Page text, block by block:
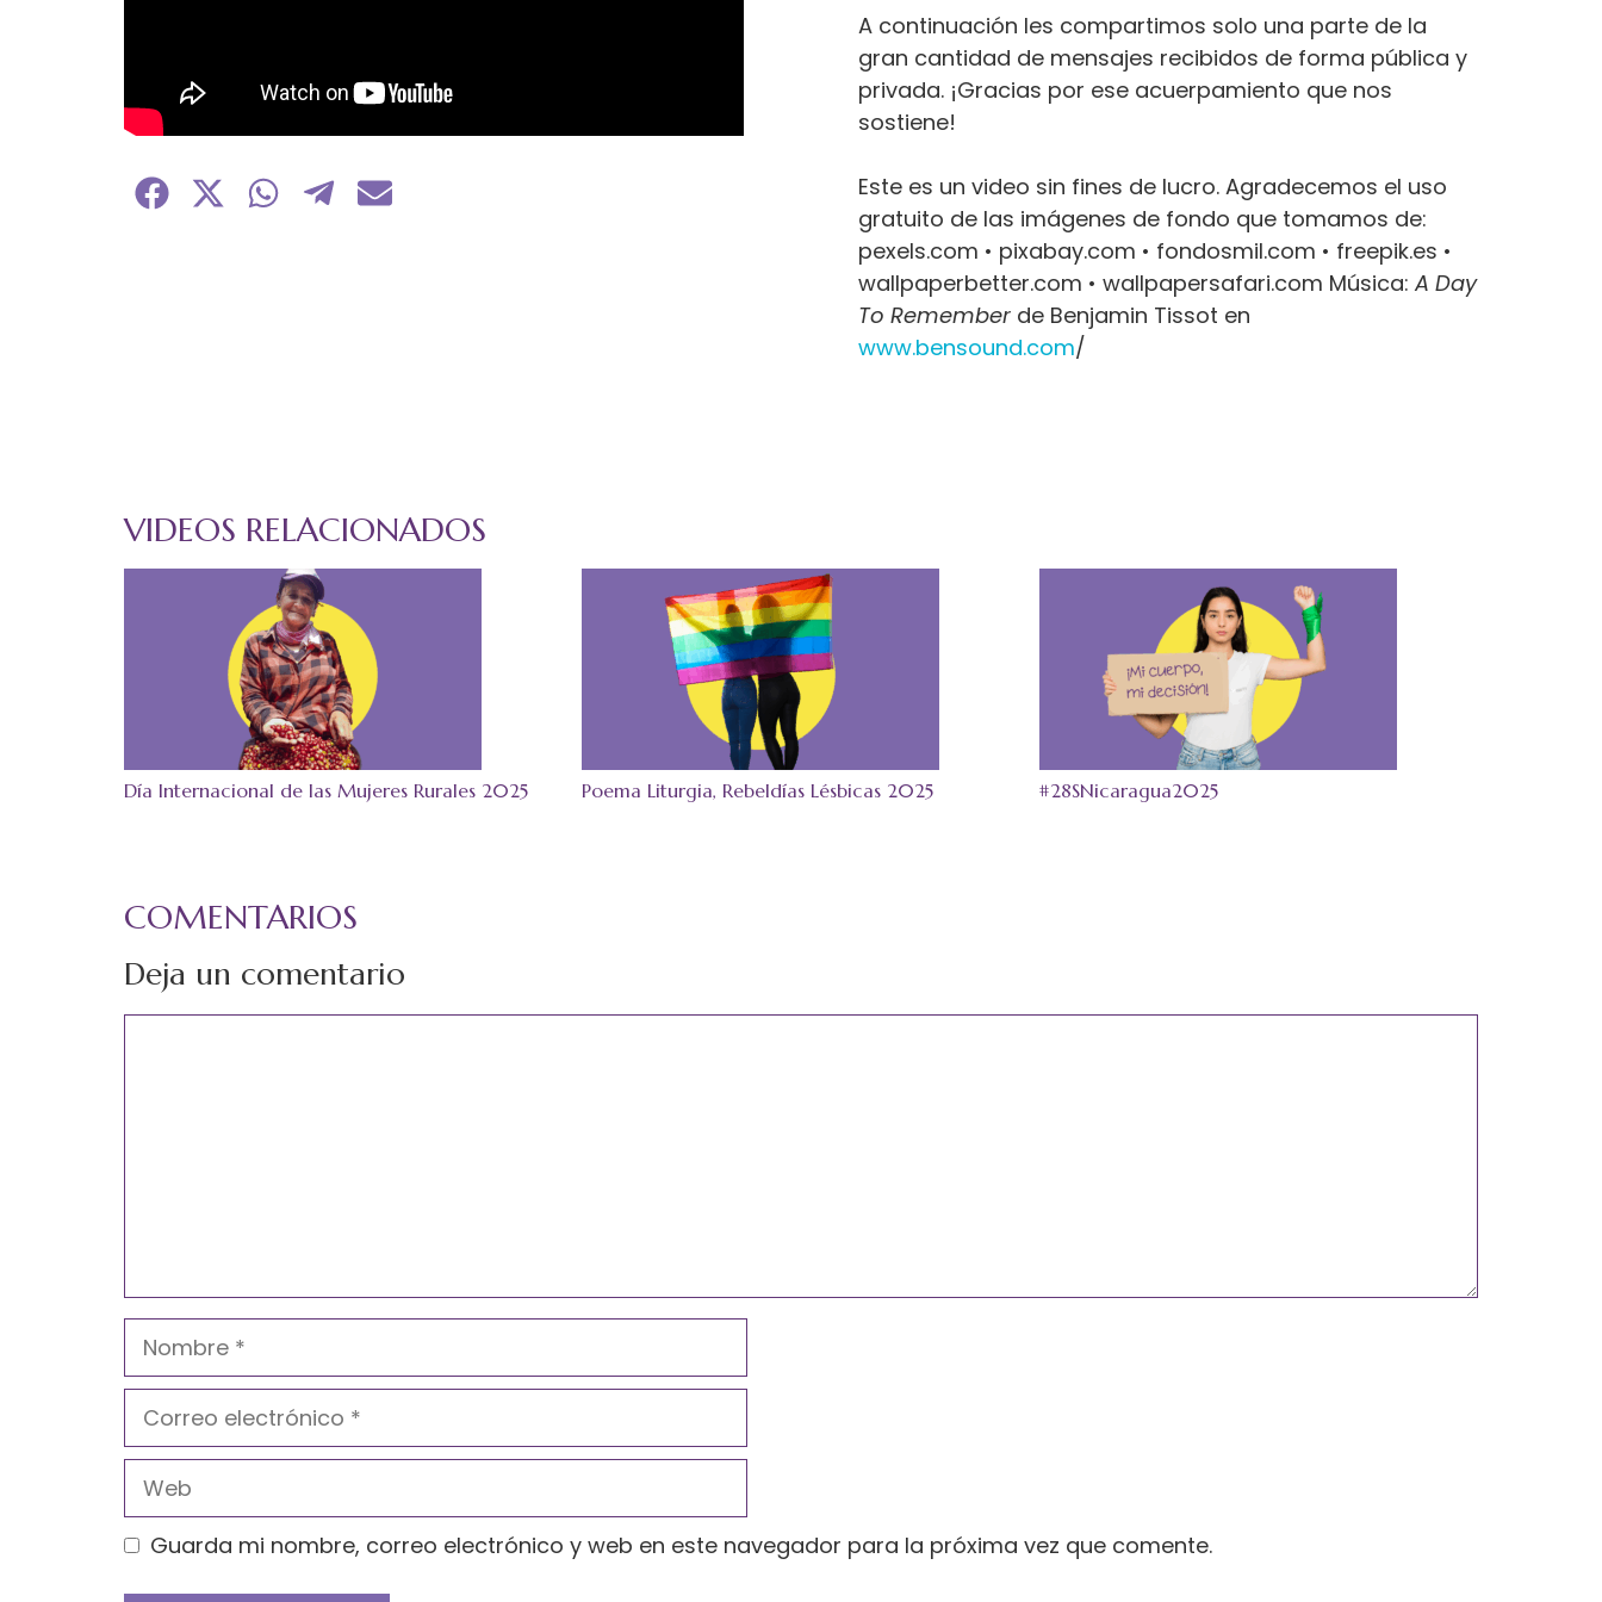
CompartirCompartirCompartir
CompartirCompartir
A continuación les compartimos solo una parte de la
gran cantidad de mensajes recibidos de forma pública y
privada. ¡Gracias por ese acuerpamiento que nos
sostiene!
Este es un video sin fines de lucro. Agradecemos el uso
gratuito de las imágenes de fondo que tomamos de:
pexels.com • pixabay.com • fondosmil.com • freepik.es •
wallpaperbetter.com • wallpapersafari.com Música: A Day
To Remember de Benjamin Tissot en
www.bensound.com/
VIDEOS RELACIONADOS
Día Internacional de las Mujeres Rurales 2025 Poema Liturgia, Rebeldías Lésbicas 2025 #28SNicaragua2025
COMENTARIOS
Deja un comentario
Nombre
Correo
electrónico
Web
Guarda mi nombre, correo electrónico y web en este navegador para la próxima vez que comente.